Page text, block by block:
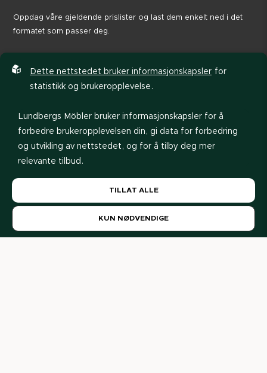
Oppdag våre gjeldende prislister og last dem enkelt ned i det
formatet som passer deg.
Dette nettstedet bruker informasjonskapsler for
statistikk og brukeropplevelse.
Lundbergs Möbler bruker informasjonskapsler for å
forbedre brukeropplevelsen din, gi data for forbedring
og utvikling av nettstedet, og for å tilby deg mer
relevante tilbud.
endre valget senere, kan du gjøre det nederst på
siden.
KUN NØDVENDIGE
TILLAT ALLE